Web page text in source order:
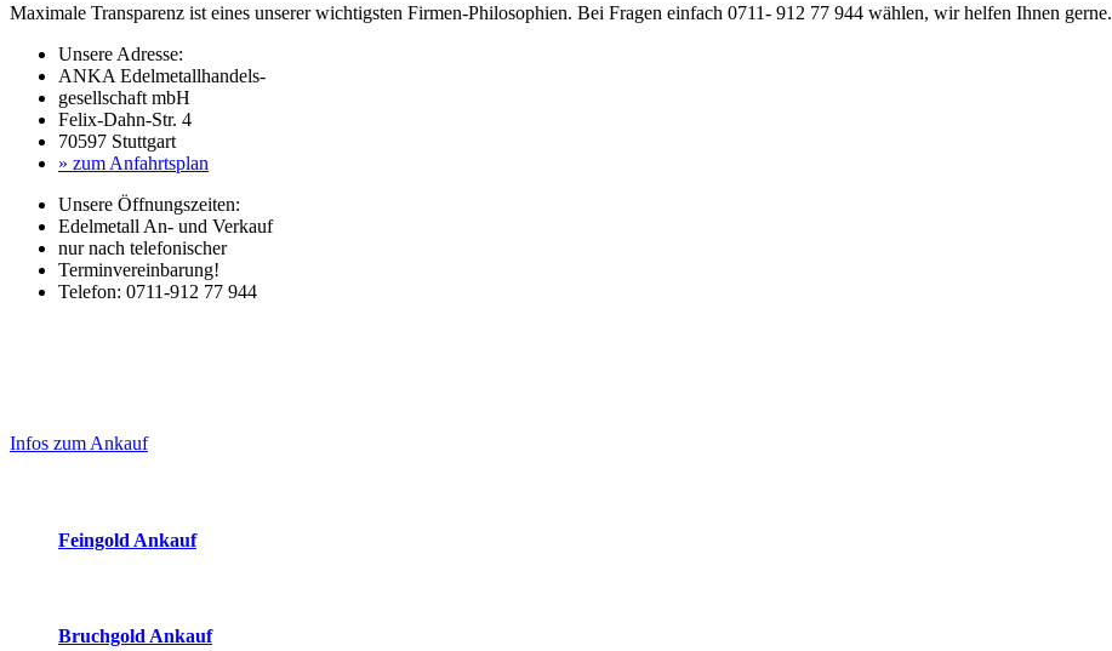
Maximale Transparenz ist eines unserer wichtigsten Firmen-Philosophien. Bei Fragen einfach 0711- 912 77 944 wählen, wir helfen Ihnen gerne.
Unsere Adresse:
ANKA Edelmetallhandels-
gesellschaft mbH
Felix-Dahn-Str. 4
70597 Stuttgart
» zum Anfahrtsplan
Unsere Öffnungszeiten:
Edelmetall An- und Verkauf
nur nach telefonischer
Terminvereinbarung!
Telefon: 0711-912 77 944
Sidebar
Infos zum Ankauf
Feingold Ankauf
Bruchgold Ankauf